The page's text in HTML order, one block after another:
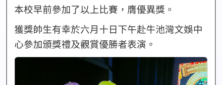
本校早前參加了以上比賽，膺優異獎。
獲獎帥生有幸於六月十日下午赴牛池灣文娛中
心參加頒獎禮及觀賞優勝者表演。